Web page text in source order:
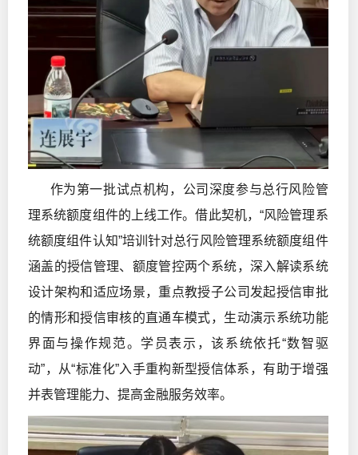
作为第一批试点机构，公司深度参与总行风险管
理系统额度组件的上线工作。借此契机，“风险管理系
统额度组件认知”培训针对总行风险管理系统额度组件
涵盖的授信管理、额度管控两个系统，深入解读系统
设计架构和适应场景，重点教授子公司发起授信审批
的情形和授信审核的直通车模式，生动演示系统功能
界面与操作规范。学员表示，该系统依托“数智驱
动”，从“标准化”入手重构新型授信体系，有助于增强
并表管理能力、提高金融服务效率。